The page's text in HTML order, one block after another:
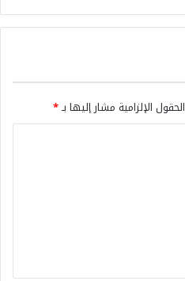
الحقول الإلزامية مشار إليها بـ*